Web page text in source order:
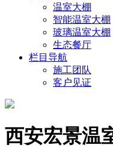
温室大棚
智能温室大棚
玻璃温室大棚
生态餐厅
栏目导航
施工团队
客户见证
西安宏景温